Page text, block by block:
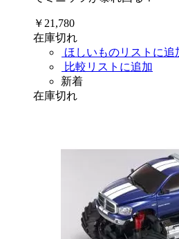
￥21,780
在庫切れ
ほしいものリストに追
比較リストに追加
新着
在庫切れ